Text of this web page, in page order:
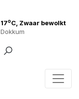
17oC, Zwaar bewolkt
Dokkum